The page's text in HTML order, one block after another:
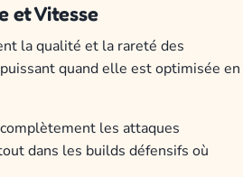
et Vitesse
la qualité et la rareté des
quand elle est optimisée en
les attaques
dans les builds défensifs où